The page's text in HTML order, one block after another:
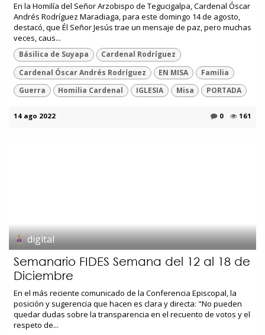
En la Homilía del Señor Arzobispo de Tegucigalpa, Cardenal Óscar
Andrés Rodríguez Maradiaga, para este domingo 14 de agosto,
destacó, que Él Señor Jesús trae un mensaje de paz, pero muchas
veces, caus...
Básilica de Suyapa
Cardenal Rodríguez
Cardenal Óscar Andrés Rodríguez
EN MISA
Familia
Guerra
Homilia Cardenal IGLESIA Misa PORTADA
14 ago 2022 0 161
digital
Semanario FIDES Semana del 12 al 18 de
Diciembre
En el más reciente comunicado de la Conferencia Episcopal, la
posición y sugerencia que hacen es clara y directa: "No pueden
quedar dudas sobre la transparencia en el recuento de votos y el
respeto de...